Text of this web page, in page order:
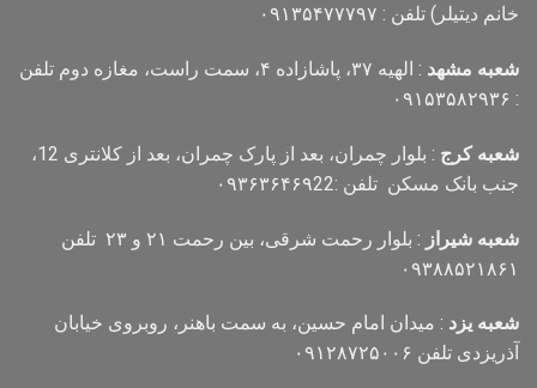
خانم دیتیلر) تلفن : ۰۹۱۳۵۴۷۷۷۹۷
شعبه مشهد
: الهیه ۳۷، پاشازاده ۴، سمت راست، مغازه دوم تلفن
: ۰۹۱۵۳۵۸۲۹۳۶
شعبه کرج
: بلوار چمران، بعد از پارک چمران، بعد از کلانتری 12،
جنب بانک مسکن تلفن :۰۹۳۶۳۶۴۶۹22
شعبه شیراز
: بلوار رحمت شرقی، بین رحمت ۲۱ و ۲۳ تلفن
۰۹۳۸۸۵۲۱۸۶۱
شعبه یزد : میدان امام حسین، به سمت باهنر، روبروی خیابان
آذریزدی تلفن ۰۹۱۲۸۷۲۵۰۰۶